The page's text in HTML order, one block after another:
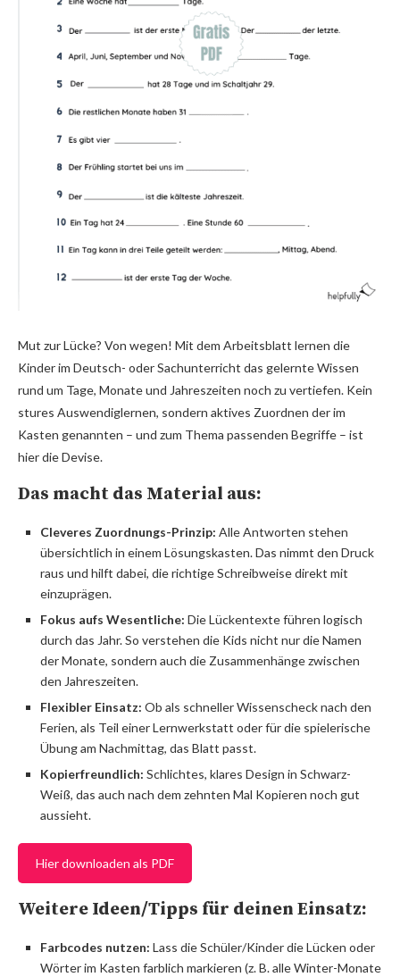
Mut zur Lücke? Von wegen! Mit dem Arbeitsblatt lernen die
Kinder im Deutsch- oder Sachunterricht das gelernte Wissen
rund um Tage, Monate und Jahreszeiten noch zu vertiefen. Kein
stures Auswendiglernen, sondern aktives Zuordnen der im
Kasten genannten – und zum Thema passenden Begriffe – ist
hier die Devise.
Das macht das Material aus:
Cleveres Zuordnungs-Prinzip: Alle Antworten stehen
übersichtlich in einem Lösungskasten. Das nimmt den Druck
raus und hilft dabei, die richtige Schreibweise direkt mit
einzuprägen.
Fokus aufs Wesentliche: Die Lückentexte führen logisch
durch das Jahr. So verstehen die Kids nicht nur die Namen
der Monate, sondern auch die Zusammenhänge zwischen
den Jahreszeiten.
Flexibler Einsatz: Ob als schneller Wissenscheck nach den
Ferien, als Teil einer Lernwerkstatt oder für die spielerische
Übung am Nachmittag, das Blatt passt.
Kopierfreundlich: Schlichtes, klares Design in Schwarz-
Weiß, das auch nach dem zehnten Mal Kopieren noch gut
aussieht.
Hier downloaden als PDF
Weitere Ideen/Tipps für deinen Einsatz:
Farbcodes nutzen: Lass die Schüler/Kinder die Lücken oder
Wörter im Kasten farblich markieren (z. B. alle Winter-Monate